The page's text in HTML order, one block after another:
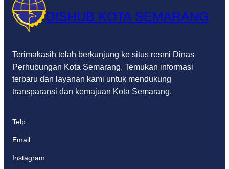
DISHUB KOTA SEMARANG
Terimakasih telah berkunjung ke situs resmi Dinas
Perhubungan Kota Semarang. Temukan informasi
terbaru dan layanan kami untuk mendukung
transparansi dan kemajuan Kota Semarang.
Telp
Email
Instagram